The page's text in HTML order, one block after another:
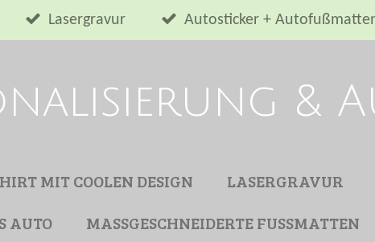
Lasergravur Autosticker +
&
MIT COOLEN DESIGN LASERGRAVUR
AUTO MASSGESCHNEIDERTE FUSSMATTEN